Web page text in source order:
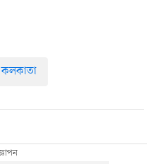
কলকাতা